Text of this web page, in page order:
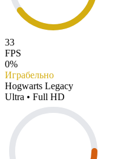
33
FPS
0%
Играбельно
Hogwarts Legacy
Ultra • Full HD